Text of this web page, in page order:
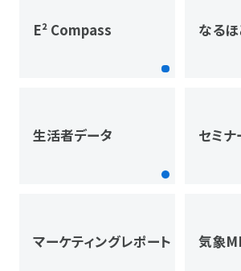
E² Compass なる
生活者データ セミナ
マーケティングレポート 気象